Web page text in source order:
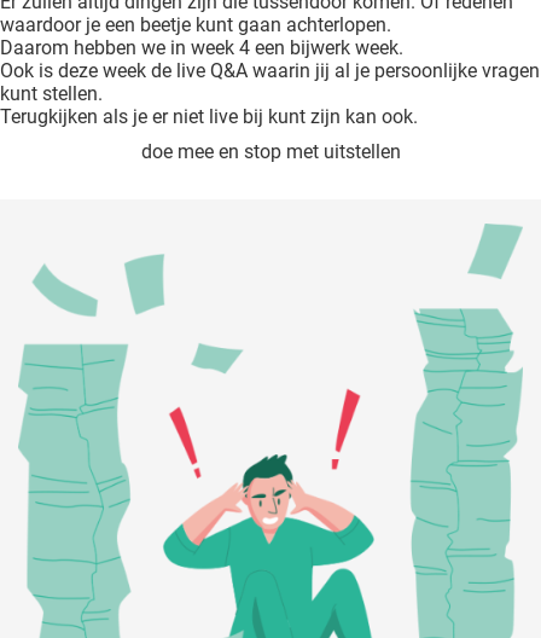
waardoor je een beetje kunt gaan achterlopen.
Daarom hebben we in week 4 een bijwerk week.
Ook is deze week de live Q&A waarin jij al je persoonlijke vragen
kunt stellen.
Terugkijken als je er niet live bij kunt zijn kan ook.
doe mee en stop met uitstellen